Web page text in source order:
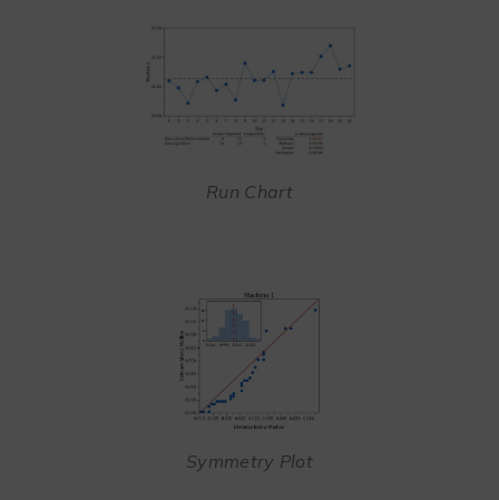
Run Chart
Symmetry Plot